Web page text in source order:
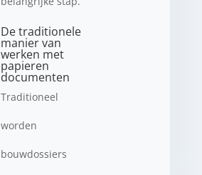
De traditionele
manier van
werken met
papieren
documenten
Traditioneel
worden
bouwdossiers